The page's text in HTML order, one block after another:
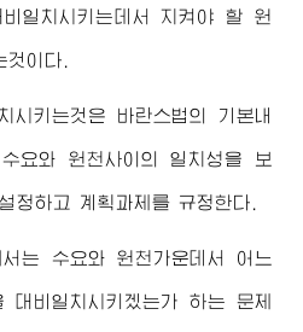
일치시키는데서 지켜야 할 원
이다.
시키는것은 바란스법의 기본내
요와 원천사이의 일치성을 보
정하고 계획과제를 규정한다.
서는 수요와 원천가운데서 어느
비일치시키겠는가 하는 문제